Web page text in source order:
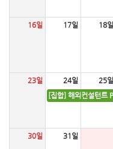
16일 17일 18일
23일
24일
[집합] 해외컨설턴트
25일
30일 31일